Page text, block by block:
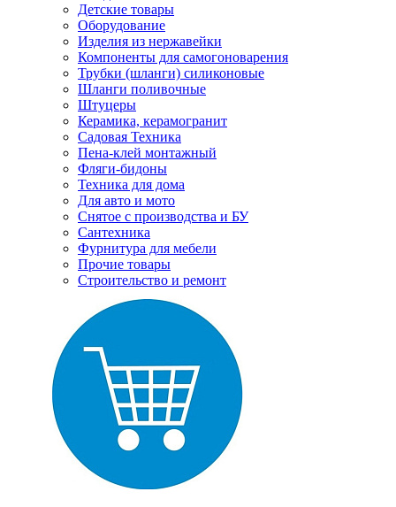
Детские товары
Оборудование
Изделия из нержавейки
Компоненты для самогоноварения
Трубки (шланги) силиконовые
Шланги поливочные
Штуцеры
Керамика, керамогранит
Садовая Техника
Пена-клей монтажный
Фляги-бидоны
Техника для дома
Для авто и мото
Снятое с производства и БУ
Сантехника
Фурнитура для мебели
Прочие товары
Строительство и ремонт